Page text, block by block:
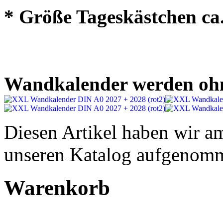
* Größe Tageskästchen
Wandkalender werden
Diesen Artikel haben wir
unseren Katalog
Warenkorb